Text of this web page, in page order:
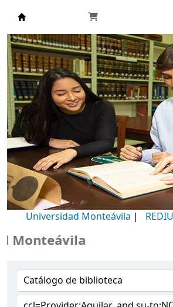
Biblioteca Universidad
Universidad Monteávila |